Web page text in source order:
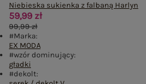
Niebieska sukienka z falbaną Harlyn
59,99 zł
99,99 zł
#Marka:
EX MODA
#wzór dominujący:
gładki
#dekolt: